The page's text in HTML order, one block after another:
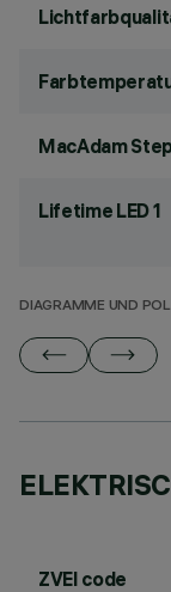
MacAdam
Lifetime LED 1
DIAGRAMME UND
ZVEI code